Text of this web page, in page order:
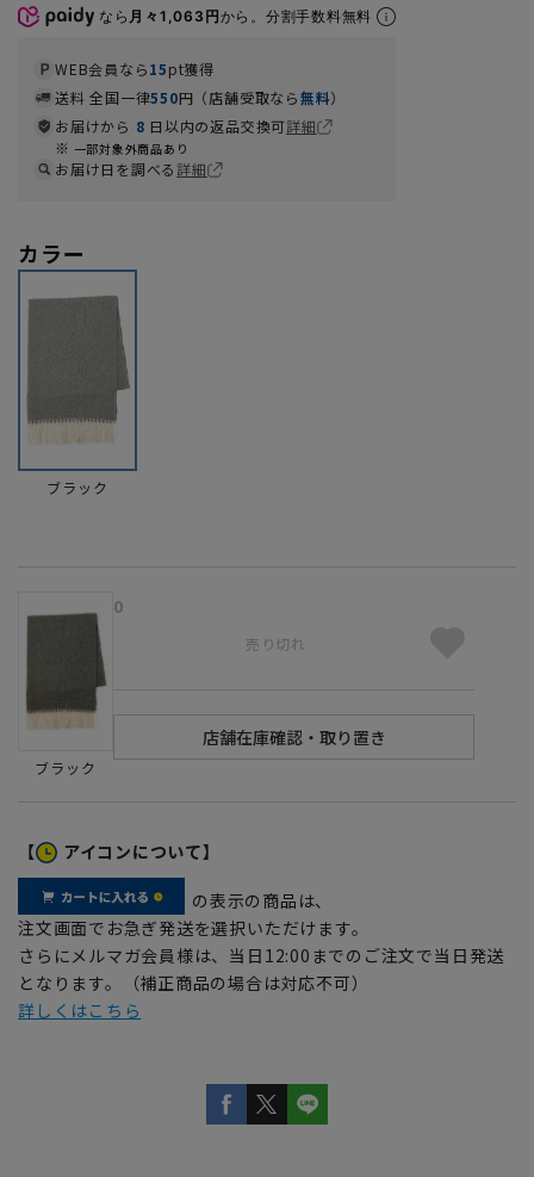
なら 月々1,063円から。分割手数料無料
WEB会員なら15pt獲得
送料 全国一律550円（店舗受取なら無料）
お届けから 8 日以内の返品交換可詳細
一部対象外商品あり
お届け日を調べる詳細
カラー
ブラック
ブラック
0
売り切れ
【 アイコンについて】
の表示の商品は、
注文画面でお急ぎ発送を選択いただけます。
さらにメルマガ会員様は、当日12:00までのご注文で当日発送
となります。（補正商品の場合は対応不可）
詳しくはこちら